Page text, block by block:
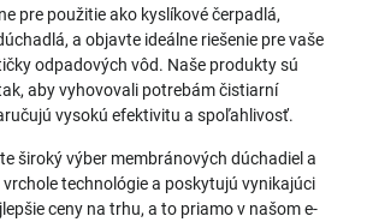
pre použitie ako kyslíkové čerpadlá,
a objavte ideálne riešenie pre vaše
odpadových vôd. Naše produkty sú
aby vyhovovali potrebám čistiarní
vysokú efektivitu a spoľahlivosť.
široký výber membránových dúchadiel a
technológie a poskytujú vynikajúci
ceny na trhu, a to priamo v našom e-